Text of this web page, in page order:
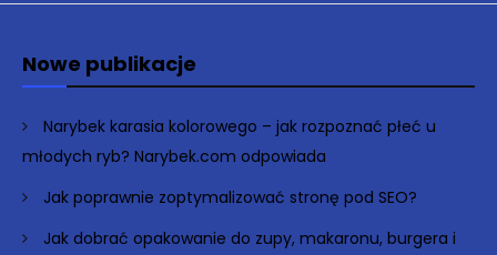
Nowe publikacje
Narybek karasia kolorowego – jak rozpoznać płeć u
młodych ryb? Narybek.com odpowiada
Jak poprawnie zoptymalizować stronę pod SEO?
Jak dobrać opakowanie do zupy, makaronu, burgera i